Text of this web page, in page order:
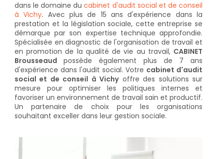
dans le domaine ducabinet d'audit social et de conseil
à Vichy. Avec plus de 15 ans d'expérience dans la
prestation et la législation sociale, cette entreprise se
démarque par son expertise technique approfondie.
Spécialisée en diagnostic de l'organisation de travail et
en promotion de la qualité de vie au travail, CABINET
Brousseaud possède également plus de 7 ans
d'expérience dans l'audit social. Votre cabinet d'audit
social et de conseil à Vichyoffre des solutions sur
mesure pour optimiser les politiques internes et
favoriser un environnement de travail sain et productif.
Un partenaire de choix pour les organisations
souhaitant exceller dans leur gestion sociale.